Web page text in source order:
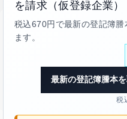
を請求（仮登録企業）
税込670円で最新の登記簿
ます。
最新の登記簿謄本
税